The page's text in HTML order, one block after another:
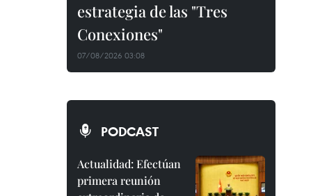
estrategia de las "Tres
Conexiones"
07/08/2026 03:08
PODCAST
Actualidad: Efectúan
primera reunión